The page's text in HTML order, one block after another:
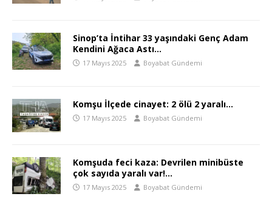
Sinop’ta İntihar 33 yaşındaki Genç Adam
Kendini Ağaca Astı…
17 Mayıs 2025 Boyabat Gündemi
Komşu İlçede cinayet: 2 ölü 2 yaralı…
17 Mayıs 2025 Boyabat Gündemi
Komşuda feci kaza: Devrilen minibüste
çok sayıda yaralı var!…
17 Mayıs 2025 Boyabat Gündemi